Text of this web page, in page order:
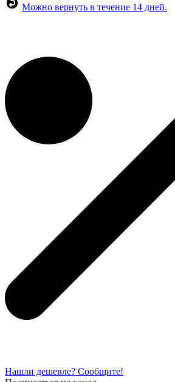
Можно вернуть в течение 14 дней.
Нашли дешевле? Сообщите!